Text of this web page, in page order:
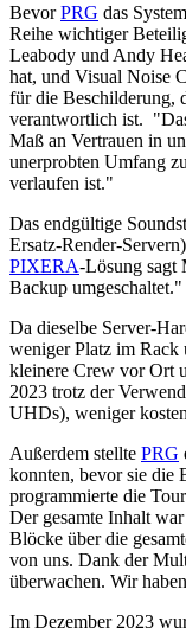
BevorPRG das
Reihe wichtiger
Leabody und Andy
hat, und Visual Noise
für die Beschilderung,
verantwortlich ist.
Maß an Vertrauen in
unerprobten Umfang
verlaufen ist."
Das endgültige
Ersatz-Render-
PIXERA-Lösung sagt
Backup umgeschaltet."
Da dieselbe Server-
weniger Platz im Rack
kleinere Crew vor Ort
2023 trotz der
UHDs), weniger
Außerdem stellte PRG
konnten, bevor sie die
programmierte die
Der gesamte Inhalt
Blöcke über die
von uns. Dank der
überwachen. Wir
Im Dezember 2023